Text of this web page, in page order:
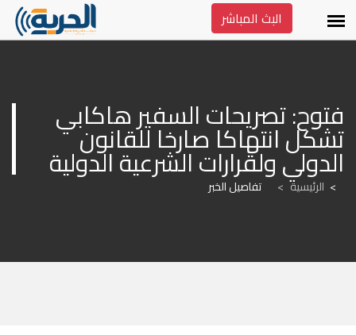
البث المباشر
تشكل انتهاكا صارخا للقانون
الدولي ولقرارات الشرعية الدولية
الرئيسية > تفاصيل الخبر